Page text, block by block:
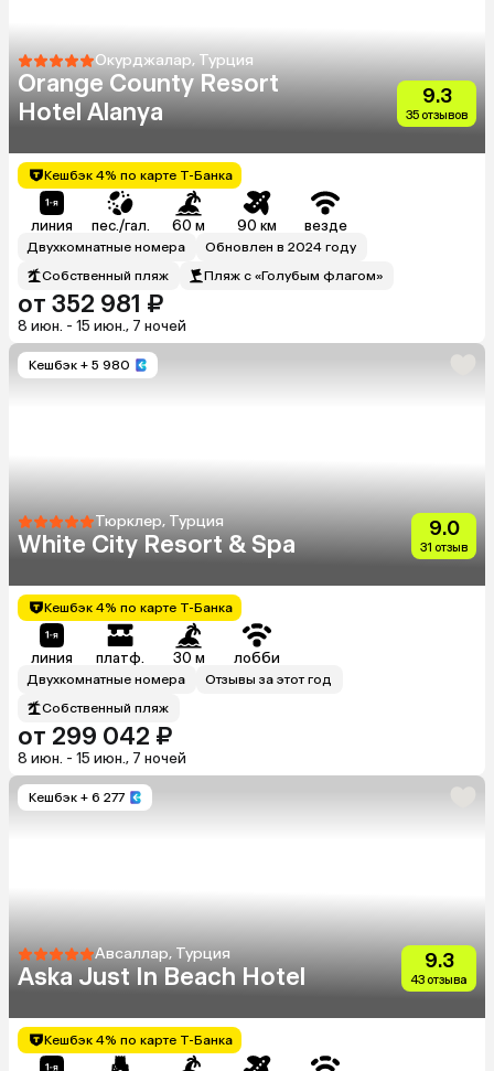
Окурджалар, Турция
Orange County Resort
Hotel Alanya
9.3
35 отзывов
Кешбэк 4% по карте Т-Банка
линия пес./гал. 60 м 90 км везде
Двухкомнатные номера
Обновлен в 2024 году
Собственный пляж
Пляж с «Голубым флагом»
от 352 981 ₽
8 июн. - 15 июн., 7 ночей
Кешбэк + 5 980
Тюрклер, Турция
White City Resort & Spa
9.0
31 отзыв
Кешбэк 4% по карте Т-Банка
линия платф. 30 м лобби
Двухкомнатные номера
Отзывы за этот год
Собственный пляж
от 299 042 ₽
8 июн. - 15 июн., 7 ночей
Кешбэк + 6 277
Авсаллар, Турция
Aska Just In Beach Hotel
9.3
43 отзыва
Кешбэк 4% по карте Т-Банка